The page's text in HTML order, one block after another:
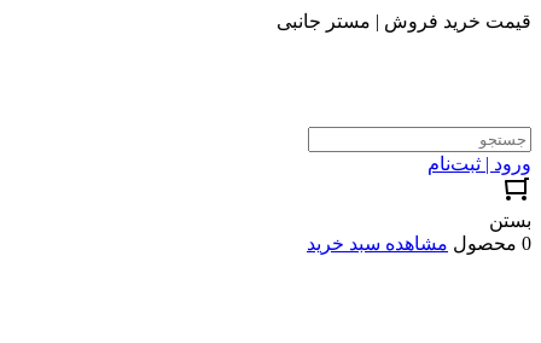
قیمت خرید فروش | مستر جانبی
ورود | ثبت‌نام
بستن
0 محصول
مشاهده سبد خرید